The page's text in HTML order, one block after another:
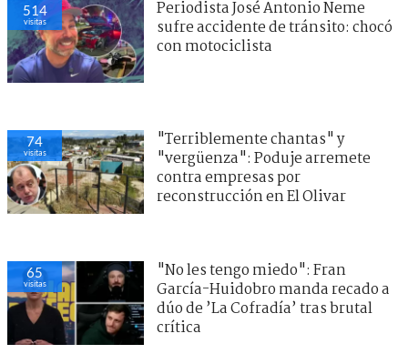
514
visitas
Periodista José Antonio Neme
sufre accidente de tránsito: chocó
con motociclista
74
visitas
"Terriblemente chantas" y
"vergüenza": Poduje arremete
contra empresas por
reconstrucción en El Olivar
65
visitas
"No les tengo miedo": Fran
García-Huidobro manda recado a
dúo de ’La Cofradía’ tras brutal
crítica